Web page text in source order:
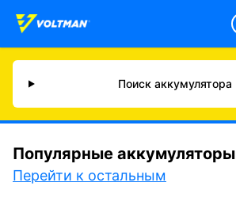
Поиск аккумулятора
Популярные аккумуляторы
Перейти к остальным